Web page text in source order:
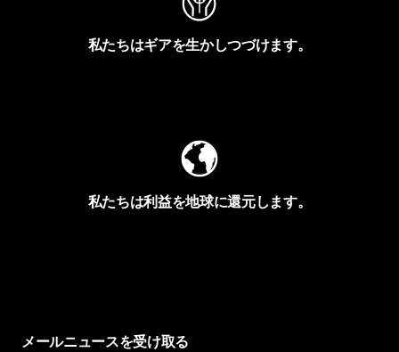
私たちはギアを生かしつづけます。
私たちは利益を地球に還元します。
メールニュースを受け取る